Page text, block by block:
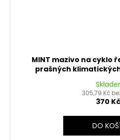
MINT mazivo na cyklo
prašných
305,79 Kč
370 Kč
DO